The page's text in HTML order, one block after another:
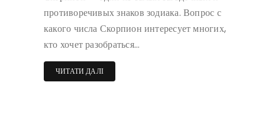
противоречивых знаков зодиака. Вопрос с
какого числа Скорпион интересует многих,
кто хочет разобраться…
ЧИТАТИ ДАЛІ